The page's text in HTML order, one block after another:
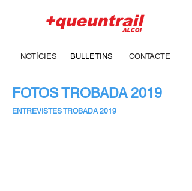
CONTACTE
BULLETINS
NOTÍCIES
FOTOS TROBADA 2019
ENTREVISTES TROBADA 2019